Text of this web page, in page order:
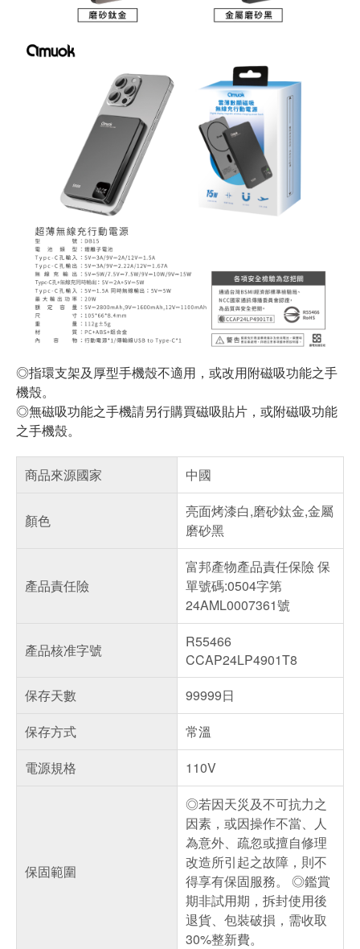
◎指環支架及厚型手機殼不適用，或改用附磁吸功能之手
機殼。
◎無磁吸功能之手機請另行購買磁吸貼片，或附磁吸功能
之手機殼。
商品來源國家 中國
顏色
亮面烤漆白,磨砂鈦金,金屬
磨砂黑
產品責任險
富邦產物產品責任保險 保
單號碼:0504字第
24AML0007361號
產品核准字號
R55466
CCAP24LP4901T8
保存天數
99999日
保存方式
常溫
電源規格
110V
保固範圍
◎若因天災及不可抗力之
因素，或因操作不當、人
為意外、疏忽或擅自修理
改造所引起之故障，則不
得享有保固服務。 ◎鑑賞
期非試用期，拆封使用後
退貨、包裝破損，需收取
30%整新費。